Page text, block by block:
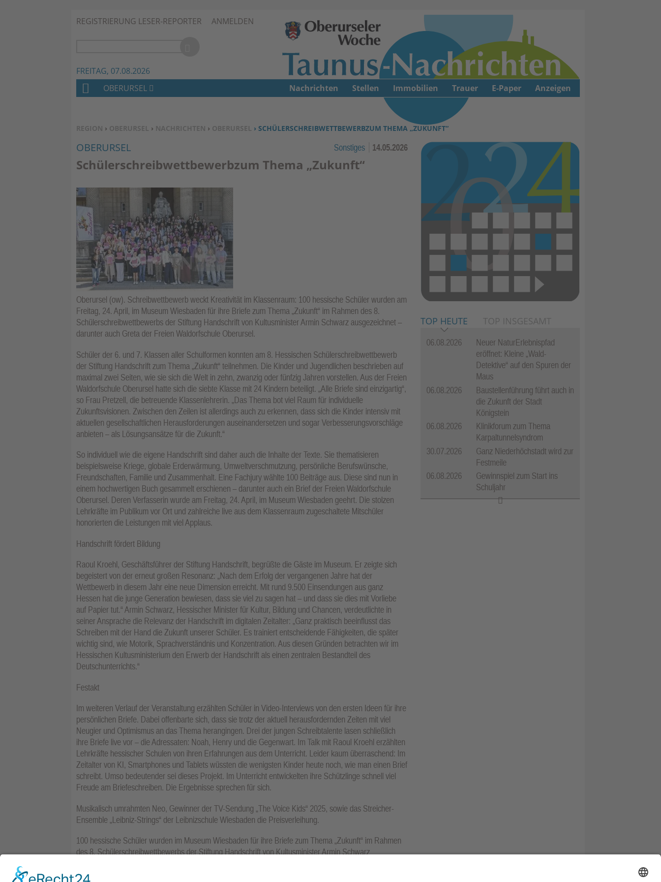
Zum Inhalt springen ↓
REGISTRIERUNG LESER-REPORTER ANMELDEN
FREITAG, 07.08.2026
SIE BEFINDEN SICH HIER:
REGION › OBERURSEL › NACHRICHTEN › OBERURSEL › SCHÜLERSCHREIBWETTBEWERBZUM THEMA „ZUKUNFT“
OBERURSEL Sonstiges 14.05.2026
Schülerschreibwettbewerbzum Thema „Zukunft“
Oberursel (ow). Schreibwettbewerb weckt Kreativität im Klassenraum: 100 hessische Schüler wurden am
Freitag, 24. April, im Museum Wiesbaden für ihre Briefe zum Thema „Zukunft“ im Rahmen des 8.
Schülerschreibwettbewerbs der Stiftung Handschrift von Kultusminister Armin Schwarz ausgezeichnet –
darunter auch Greta der Freien Waldorfschule Oberursel.
Schüler der 6. und 7. Klassen aller Schulformen konnten am 8. Hessischen Schülerschreibwettbewerb
der Stiftung Handschrift zum Thema „Zukunft“ teilnehmen. Die Kinder und Jugendlichen beschrieben auf
maximal zwei Seiten, wie sie sich die Welt in zehn, zwanzig oder fünfzig Jahren vorstellen. Aus der Freien
Waldorfschule Oberursel hatte sich die siebte Klasse mit 24 Kindern beteiligt. „Alle Briefe sind einzigartig“,
so Frau Pretzell, die betreuende Klassenlehrerin. „Das Thema bot viel Raum für individuelle
Zukunftsvisionen. Zwischen den Zeilen ist allerdings auch zu erkennen, dass sich die Kinder intensiv mit
aktuellen gesellschaftlichen Herausforderungen auseinandersetzen und sogar Verbesserungsvorschläge
anbieten – als Lösungsansätze für die Zukunft.“
So individuell wie die eigene Handschrift sind daher auch die Inhalte der Texte. Sie thematisieren
beispielsweise Kriege, globale Erderwärmung, Umweltverschmutzung, persönliche Berufswünsche,
Freundschaften, Familie und Zusammenhalt. Eine Fachjury wählte 100 Beiträge aus. Diese sind nun in
einem hochwertigen Buch gesammelt erschienen – darunter auch ein Brief der Freien Waldorfschule
Oberursel. Deren Verfasserin wurde am Freitag, 24. April, im Museum Wiesbaden geehrt. Die stolzen
Lehrkräfte im Publikum vor Ort und zahlreiche live aus dem Klassenraum zugeschaltete Mitschüler
honorierten die Leistungen mit viel Applaus.
Handschrift fördert Bildung
Raoul Kroehl, Geschäftsführer der Stiftung Handschrift, begrüßte die Gäste im Museum. Er zeigte sich
begeistert von der erneut großen Resonanz: „Nach dem Erfolg der vergangenen Jahre hat der
Wettbewerb in diesem Jahr eine neue Dimension erreicht. Mit rund 9.500 Einsendungen aus ganz
Hessen hat die junge Generation bewiesen, dass sie viel zu sagen hat – und dass sie dies mit Vorliebe
auf Papier tut.“ Armin Schwarz, Hessischer Minister für Kultur, Bildung und Chancen, verdeutlichte in
seiner Ansprache die Relevanz der Handschrift im digitalen Zeitalter: „Ganz praktisch beeinflusst das
Schreiben mit der Hand die Zukunft unserer Schüler. Es trainiert entscheidende Fähigkeiten, die später
wichtig sind, wie Motorik, Sprachverständnis und Konzentration. Aus diesen Gründen betrachten wir im
Hessischen Kultusministerium den Erwerb der Handschrift als einen zentralen Bestandteil des
Deutschunterrichts.“
Festakt
Im weiteren Verlauf der Veranstaltung erzählten Schüler in Video-Interviews von den ersten Ideen für ihre
persönlichen Briefe. Dabei offenbarte sich, dass sie trotz der aktuell herausfordernden Zeiten mit viel
Neugier und Optimismus an das Thema herangingen. Drei der jungen Schreibtalente lasen schließlich
ihre Briefe live vor – die Adressaten: Noah, Henry und die Gegenwart. Im Talk mit Raoul Kroehl erzählten
Lehrkräfte hessischer Schulen von ihren Erfahrungen aus dem Unterricht. Leider kaum überraschend: Im
Zeitalter von KI, Smartphones und Tablets wüssten die wenigsten Kinder heute noch, wie man einen Brief
schreibt. Umso bedeutender sei dieses Projekt. Im Unterricht entwickelten ihre Schützlinge schnell viel
Freude am Briefeschreiben. Die Ergebnisse sprechen für sich.
Musikalisch umrahmten Neo, Gewinner der TV-Sendung „The Voice Kids“ 2025, sowie das Streicher-
Ensemble „Leibniz-Strings“ der Leibnizschule Wiesbaden die Preisverleihung.
100 hessische Schüler wurden im Museum Wiesbaden für ihre Briefe zum Thema „Zukunft“ im Rahmen
des 8. Schülerschreibwettbewerbs der Stiftung Handschrift von Kultusminister Armin Schwarz
TOP HEUTE TOP INSGESAMT
06.08.2026
Neuer NaturErlebnispfad
eröffnet: Kleine „Wald-
Detektive“ auf den Spuren der
Maus
06.08.2026
Baustellenführung führt auch in
die Zukunft der Stadt
Königstein
06.08.2026
Klinikforum zum Thema
Karpaltunnelsyndrom
30.07.2026
Ganz Niederhöchstadt wird zur
Festmeile
06.08.2026
Gewinnspiel zum Start ins
Schuljahr
H
M
E
OBERURSEL Nachrichten Stellen Immobilien Trauer E-Paper Anzeigen